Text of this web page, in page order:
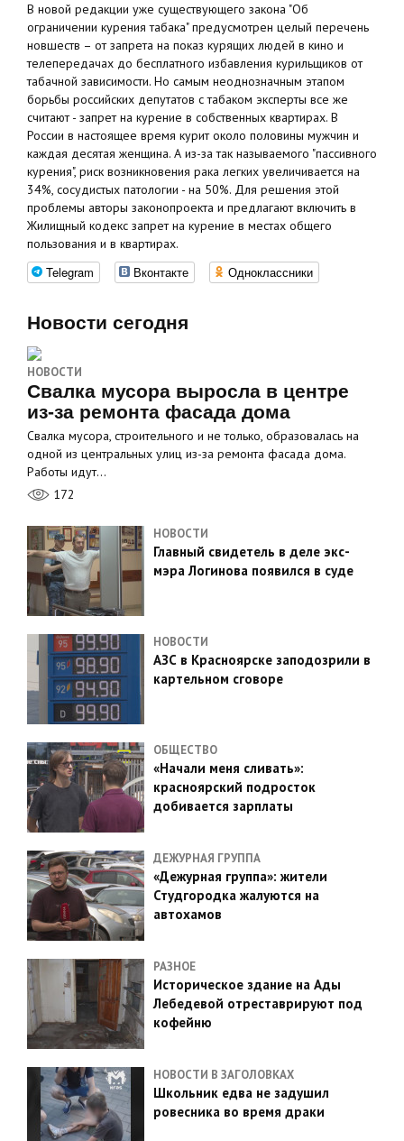
В новой редакции уже существующего закона "Об
ограничении курения табака" предусмотрен целый перечень
новшеств – от запрета на показ курящих людей в кино и
телепередачах до бесплатного избавления курильщиков от
табачной зависимости. Но самым неоднозначным этапом
борьбы российских депутатов с табаком эксперты все же
считают - запрет на курение в собственных квартирах. В
России в настоящее время курит около половины мужчин и
каждая десятая женщина. А из-за так называемого "пассивного
курения", риск возникновения рака легких увеличивается на
34%, сосудистых патологии - на 50%. Для решения этой
проблемы авторы законопроекта и предлагают включить в
Жилищный кодекс запрет на курение в местах общего
пользования и в квартирах.
Telegram Вконтакте Одноклассники
Новости сегодня
НОВОСТИ
Свалка мусора выросла в центре
из-за ремонта фасада дома
Свалка мусора, строительного и не только, образовалась на
одной из центральных улиц из-за ремонта фасада дома.
Работы идут…
172
НОВОСТИ
Главный свидетель в деле экс-
мэра Логинова появился в суде
НОВОСТИ
АЗС в Красноярске заподозрили в
картельном сговоре
ОБЩЕСТВО
«Начали меня сливать»:
красноярский подросток
добивается зарплаты
ДЕЖУРНАЯ ГРУППА
«Дежурная группа»: жители
Студгородка жалуются на
автохамов
РАЗНОЕ
Историческое здание на Ады
Лебедевой отреставрируют под
кофейню
НОВОСТИ В ЗАГОЛОВКАХ
Школьник едва не задушил
ровесника во время драки